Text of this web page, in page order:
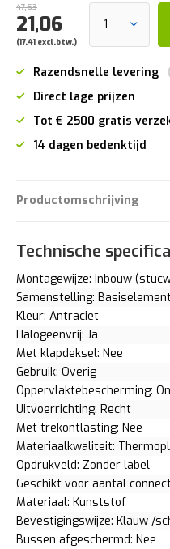
47,63
21,06
(17,41 excl.btw.)
Razendsnelle levering
Direct lage prijzen
Tot € 2500 gratis
14 dagen bedenktijd
Productomschrijving
Technische
Montagewijze: Inbouw
Samenstelling:
Kleur: Antraciet
Halogeenvrij: Ja
Met klapdeksel: Nee
Gebruik: Overig
Oppervlaktebescherming:
Uitvoerrichting: Recht
Met trekontlasting: Nee
Materiaalkwaliteit:
Opdrukveld: Zonder label
Geschikt voor aantal
Materiaal: Kunststof
Bevestigingswijze: Klauw-/
Bussen afgeschermd: Nee